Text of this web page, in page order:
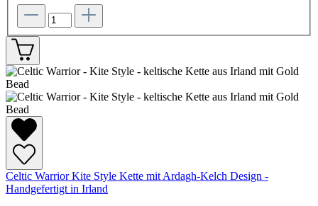
Celtic Warrior Kite Style Kette mit Ardagh-Kelch Design -
Handgefertigt in Irland